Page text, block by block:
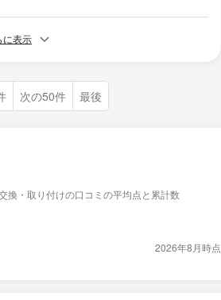
に表示
次の50件 最後
換・取り付けの口コミの平均点と累計数
2026年8月時点